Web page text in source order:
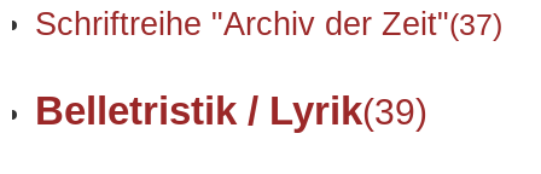
Schriftreihe "Archiv der Zeit"(37)
Belletristik / Lyrik(39)